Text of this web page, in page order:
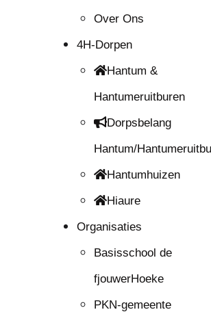
Over Ons
4H-Dorpen
Hantum &
Hantumeruitburen
Dorpsbelang
Hantum/
Hantumhuizen
Hiaure
Organisaties
Basisschool de
fjouwerHoeke
PKN-gemeente